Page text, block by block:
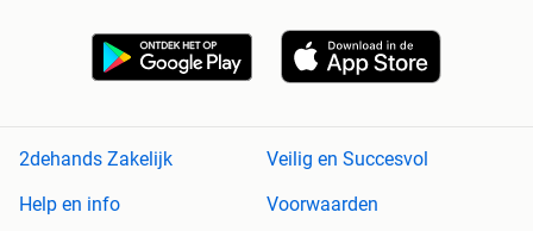
2dehands Zakelijk
Veilig en Succesvol
Help en info
Voorwaarden